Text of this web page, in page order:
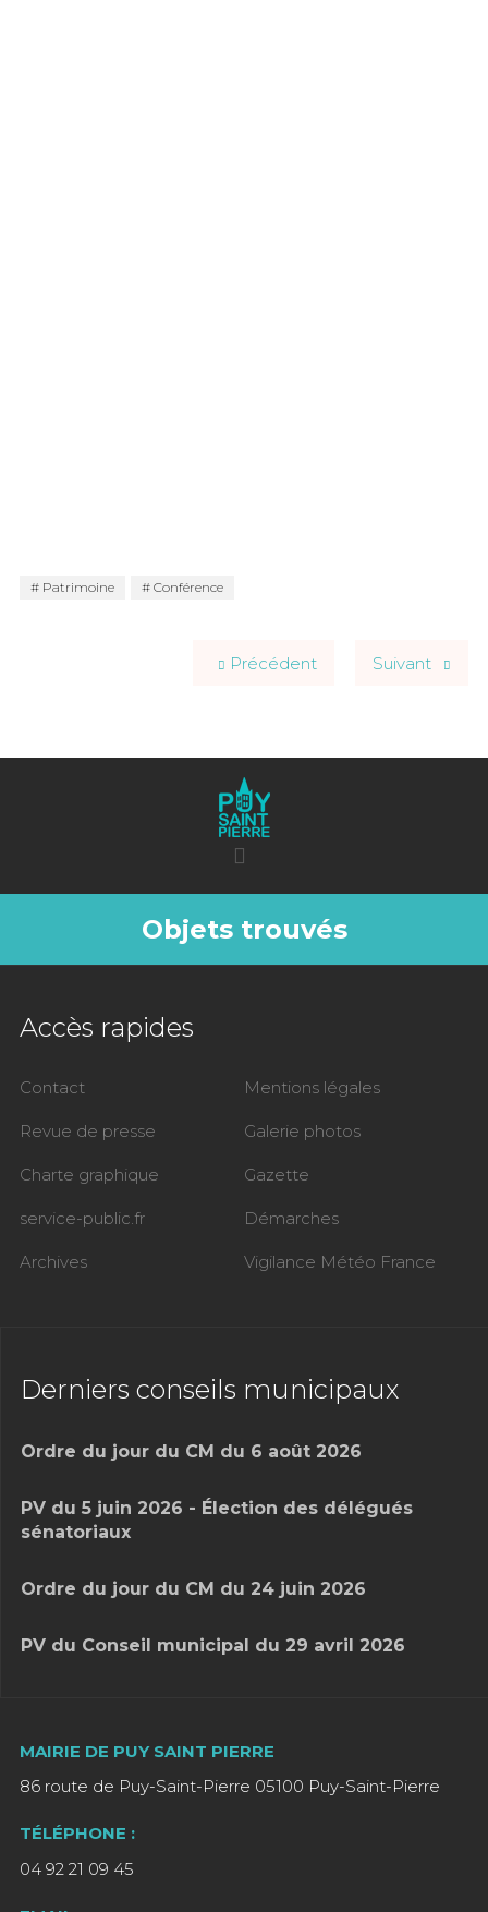
Patrimoine Conférence
Précédent Suivant
Objets trouvés
Accès rapides
Contact Mentions légales
Revue de presse Galerie photos
Charte graphique Gazette
service-public.fr Démarches
Archives Vigilance Météo France
Derniers conseils municipaux
Ordre du jour du CM du 6 août 2026
PV du 5 juin 2026 - Élection des délégués
sénatoriaux
Ordre du jour du CM du 24 juin 2026
PV du Conseil municipal du 29 avril 2026
MAIRIE DE PUY SAINT PIERRE
86 route de Puy-Saint-Pierre 05100 Puy-Saint-Pierre
TÉLÉPHONE :
04 92 21 09 45